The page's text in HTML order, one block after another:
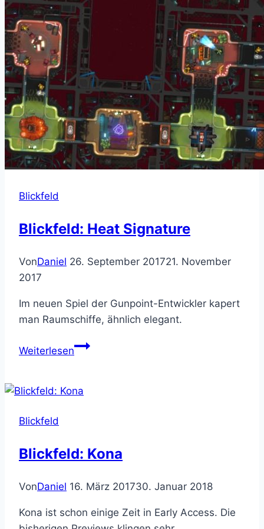
Blickfeld
Blickfeld: Heat Signature
VonDaniel 26. September 201721. November
2017
Im neuen Spiel der Gunpoint-Entwickler kapert
man Raumschiffe, ähnlich elegant.
WeiterlesenBlickfeld:
Blickfeld
Blickfeld: Kona
VonDaniel 16. März 201730. Januar 2018
Kona ist schon einige Zeit in Early Access. Die